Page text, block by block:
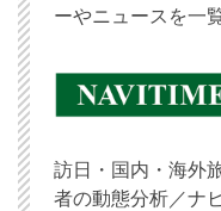
ーやニュースを一
訪日・国内・海外
者の動態分析／ナ